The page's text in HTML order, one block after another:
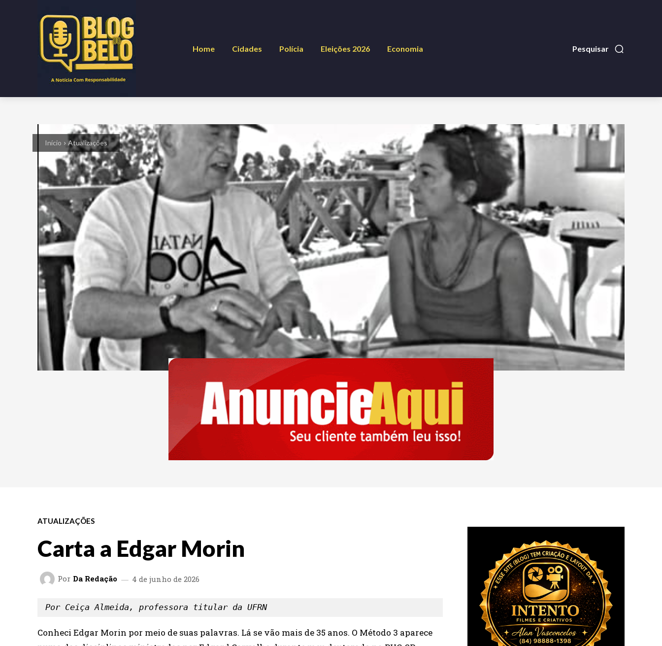
Pesquisar
Home Cidades Polícia Eleições 2026 Economia
Início Atualizações
ATUALIZAÇÕES
Carta a Edgar Morin
Por Da Redação 4 de junho de 2026
Por Ceiça Almeida, professora titular da UFRN
Conheci Edgar Morin por meio de suas palavras. Lá se vão mais de 35 anos. O Método 3 aparece